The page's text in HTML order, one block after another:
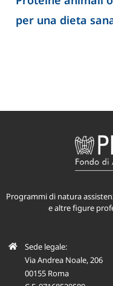
apre nuove
Programmi di natura
Sede legale:
Via Andrea Noale, 206